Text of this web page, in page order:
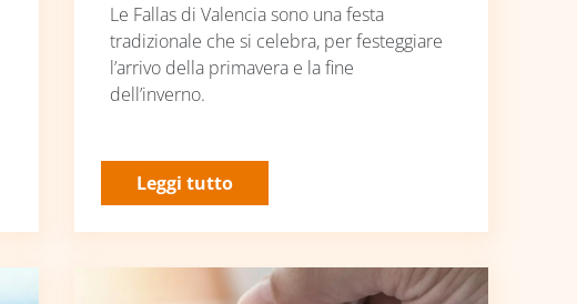
Le Fallas di Valencia sono una festa
tradizionale che si celebra, per festeggiare
l’arrivo della primavera e la fine
dell’inverno.
Leggi tutto